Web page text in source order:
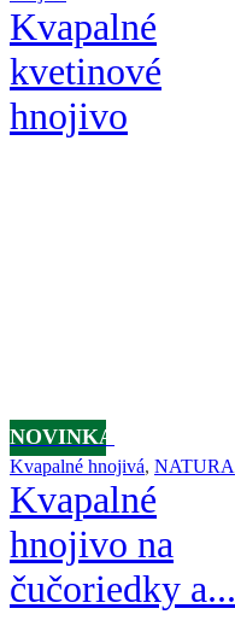
Kvapalné
kvetinové
hnojivo
NOVINKA
Kvapalné hnojivá, NATURA
Kvapalné
hnojivo na
čučoriedky a...